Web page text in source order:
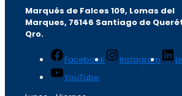
Marqués de Falces 109, Lomas del
Marques, 76146 Santiago de
Qro.
Facebook Instagram
YouTube